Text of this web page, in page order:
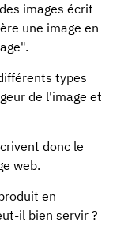
images écrit
une image en
types
de l'image et
donc le
web.
en
il bien servir ?